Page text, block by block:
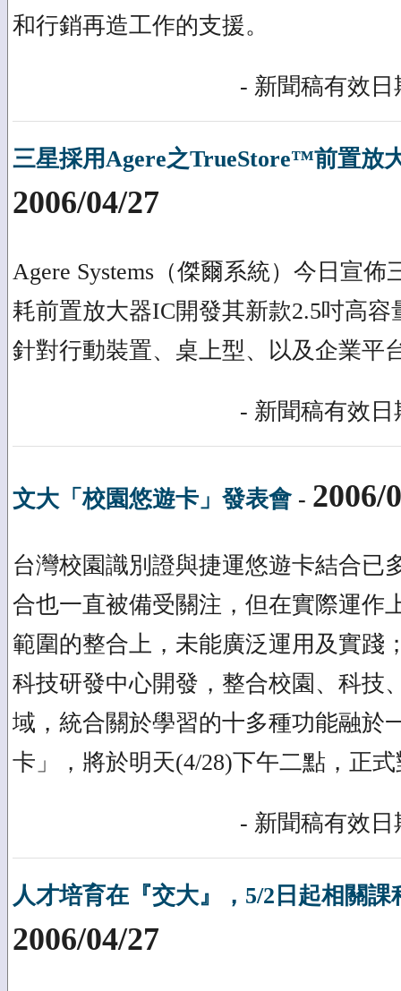
和行銷再造工作的支援。
- 新聞稿有效日
三星採用Agere之TrueStore™前置放
2006/04/27
Agere Systems（傑爾系統）今日宣佈
耗前置放大器IC開發其新款2.5吋高
針對行動裝置、桌上型、以及企業平
- 新聞稿有效日
文大「校園悠遊卡」發表會- 2006/
台灣校園識別證與捷運悠遊卡結合已
合也一直被備受關注，但在實際運作
範圍的整合上，未能廣泛運用及實踐
科技研發中心開發，整合校園、科技
域，統合關於學習的十多種功能融於
卡」，將於明天(4/28)下午二點，正
- 新聞稿有效日
人才培育在『交大』，5/2日起相關課
2006/04/27